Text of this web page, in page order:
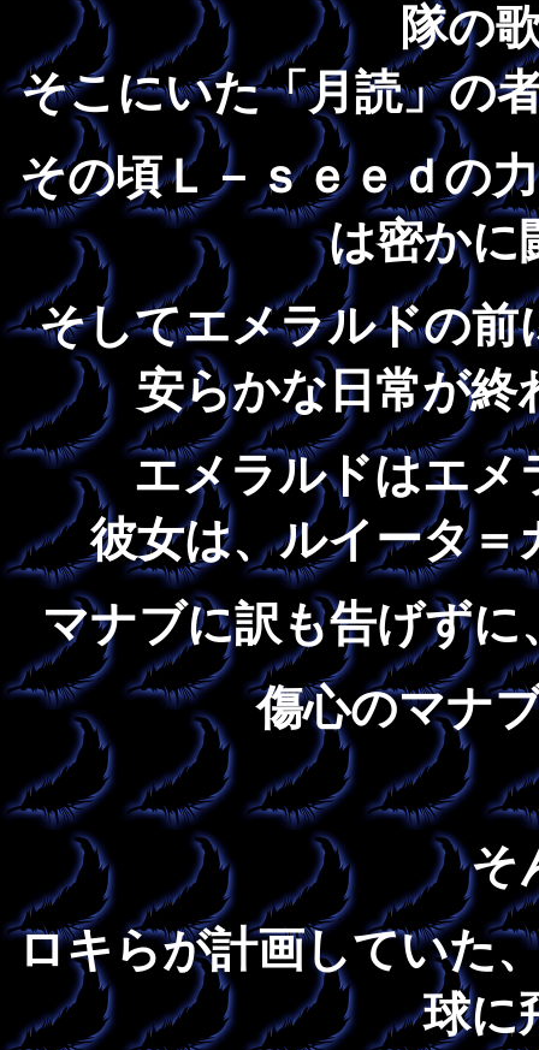
隊の
そこにいた「月読」の
その頃Ｌ－ｓｅｅｄの
は密かに
そしてエメラルドの前
安らかな日常が終
エメラルドはエメ
彼女は、ルイータ＝
マナブに訳も告げず
傷心のマナ
そ
ロキらが計画していた
球に